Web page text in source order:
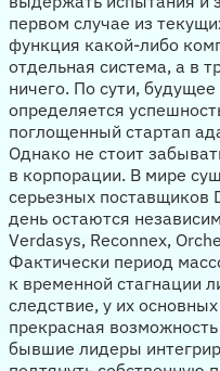
первом случае из
функция какой-либо
отдельная система, а в
ничего. По сути,
определяется
поглощенный стартап
Однако не стоит
в корпорации. В мире
серьезных поставщиков
день остаются
Verdasys, Reconnex,
Фактически период
к временной стагнации
следствие, у их
прекрасная
бывшие лидеры